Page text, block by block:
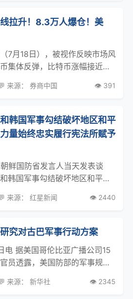
拉升！8.3万人爆仓！美
7月18日），被视作反映市场风
集体反弹，比特币涨幅接近
万人爆仓，爆仓总金额为2.22
来源： 券商中国 👁️ 391
韩国军事勾结破坏地区和平
量始终忠实履行宪法所赋予
鲜国防省发言人当天发表谈
韩国军事勾结破坏地区和平与
图通过加强三角军事共助在本
来源： 红星新闻 👁️ 2440
究对古巴军事行动方案
电 据美国哥伦比亚广播公司15
员透露，美国防部的军事规划
导、第101空降师执行、动用数
来源： 新华社 👁️ 2345